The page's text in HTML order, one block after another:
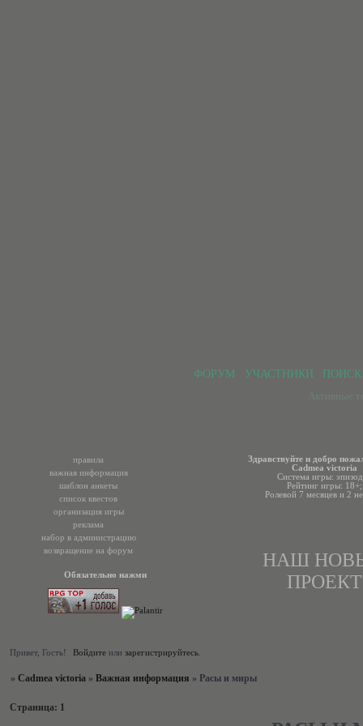
ФОРУМ УЧАСТНИКИ ПОИСК
правила
важная информация
шаблон анкеты
список квестов
организация игры
реклама
набор в администрацию
возвращение на форум
Обязательно нажми
Здравствуйте и добро
Cadmea victoria
Система игры:
Рейтинг игры: 18+;
Ролевой 7 месяцев и 2
НАШ
ПРОЕКТ
Привет, Гость! Войдитеили зарегистрируйтесь.
» Cadmea victoria » Важная информация » Расы и миры
Страница: 1